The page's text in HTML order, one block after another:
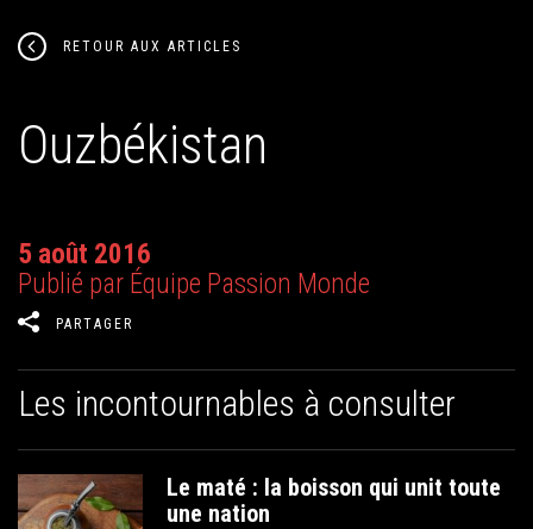
RETOUR AUX ARTICLES
Ouzbékistan
5 août 2016
Publié par Équipe Passion Monde
PARTAGER
Les incontournables à consulter
Le maté : la boisson qui unit toute
une nation